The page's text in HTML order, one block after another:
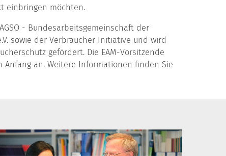
einbringen möchten.
- Bundesarbeitsgemeinschaft der
sowie der Verbraucher Initiative und wird
gefördert. Die EAM-Vorsitzende
an. Weitere Informationen finden Sie